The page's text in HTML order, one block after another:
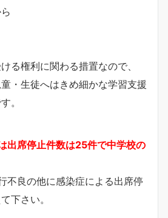
る権利に関わる措置なので、
・生徒へはきめ細かな学習支援
。
出席停止件数は25件で中学校の
良の他に感染症による出席停
下さい。